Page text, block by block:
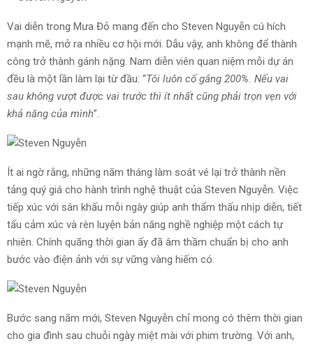
Vai diễn trong Mưa Đỏ mang đến cho Steven Nguyễn cú hích
mạnh mẽ, mở ra nhiều cơ hội mới. Dẫu vậy, anh không để thành
công trở thành gánh nặng. Nam diễn viên quan niệm mỗi dự án
đều là một lần làm lại từ đầu: “Tôi luôn cố gắng 200%. Nếu vai
sau không vượt được vai trước thì ít nhất cũng phải trọn vẹn với
khả năng của mình”.
Ít ai ngờ rằng, những năm tháng làm soát vé lại trở thành nền
tảng quý giá cho hành trình nghệ thuật của Steven Nguyễn. Việc
tiếp xúc với sân khấu mỗi ngày giúp anh thẩm thấu nhịp diễn, tiết
tấu cảm xúc và rèn luyện bản năng nghề nghiệp một cách tự
nhiên. Chính quãng thời gian ấy đã âm thầm chuẩn bị cho anh
bước vào điện ảnh với sự vững vàng hiếm có.
Bước sang năm mới, Steven Nguyễn chỉ mong có thêm thời gian
cho gia đình sau chuỗi ngày miệt mài với phim trường. Với anh,